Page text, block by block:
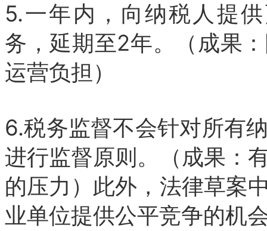
5.一年内，向纳税人提
务，延期至2年。（成果
运营负担）
6.税务监督不会针对所有
进行监督原则。（成果：
的压力）此外，法律草案
业单位提供公平竞争的机